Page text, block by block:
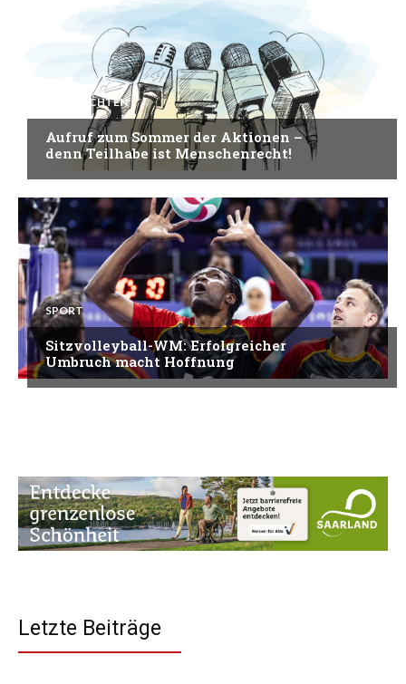
NACHRICHTEN
Aufruf zum Sommer der Aktionen –
denn Teilhabe ist Menschenrecht!
SPORT
Sitzvolleyball-WM: Erfolgreicher
Umbruch macht Hoffnung
Letzte Beiträge